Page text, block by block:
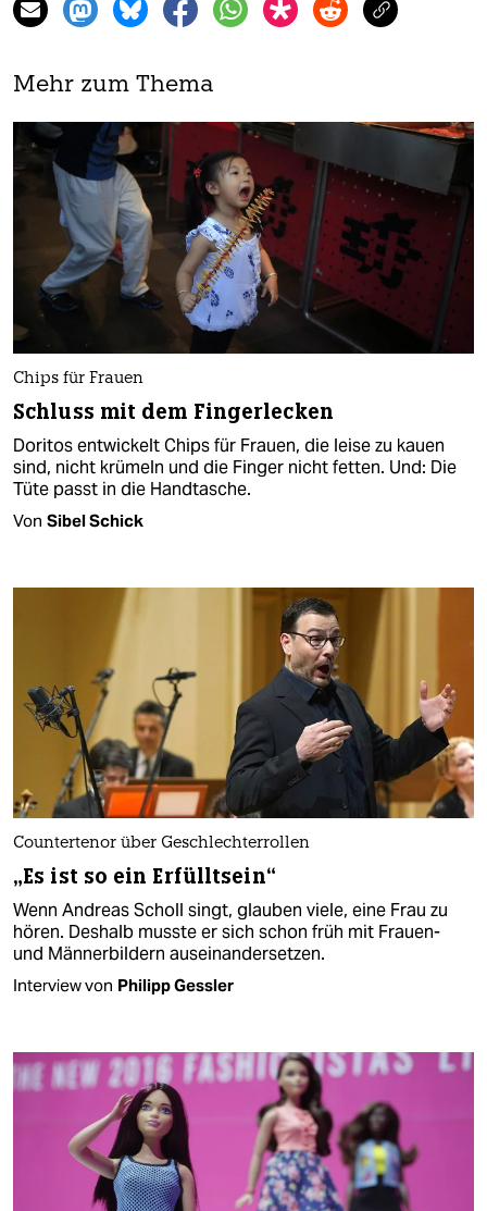
Mehr zum Thema
Chips für Frauen
Schluss mit dem Fingerlecken
Doritos entwickelt Chips für Frauen, die leise zu kauen
sind, nicht krümeln und die Finger nicht fetten. Und: Die
Tüte passt in die Handtasche.
Von Sibel Schick
Countertenor über Geschlechterrollen
„Es ist so ein Erfülltsein“
Wenn Andreas Scholl singt, glauben viele, eine Frau zu
hören. Deshalb musste er sich schon früh mit Frauen-
und Männerbildern auseinandersetzen.
Interview von Philipp Gessler